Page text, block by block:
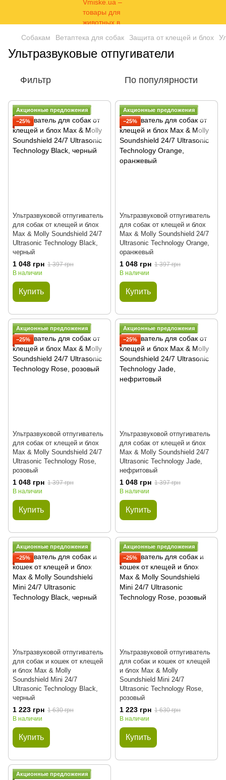
Собакам Ветаптека для собак Защита от клещей и блох
Ультразвуковые отпугиватели
Фильтр По популярности
Акционные предложения
−25%
Ультразвуковой отпугиватель
для собак от клещей и блох
Max & Molly Soundshield 24/7
Ultrasonic Technology Black,
черный
1 048 грн 1 397 грн
В наличии
Купить
Акционные предложения
−25%
Ультразвуковой отпугиватель
для собак от клещей и блох
Max & Molly Soundshield 24/7
Ultrasonic Technology Orange,
оранжевый
1 048 грн 1 397 грн
В наличии
Купить
Акционные предложения
−25%
Ультразвуковой отпугиватель
для собак от клещей и блох
Max & Molly Soundshield 24/7
Ultrasonic Technology Rose,
розовый
1 048 грн 1 397 грн
В наличии
Купить
Акционные предложения
−25%
Ультразвуковой отпугиватель
для собак от клещей и блох
Max & Molly Soundshield 24/7
Ultrasonic Technology Jade,
нефритовый
1 048 грн 1 397 грн
В наличии
Купить
Акционные предложения
−25%
Ультразвуковой отпугиватель
для собак и кошек от клещей
и блох Max & Molly
Soundshield Mini 24/7
Ultrasonic Technology Black,
черный
1 223 грн 1 630 грн
В наличии
Купить
Акционные предложения
−25%
Ультразвуковой отпугиватель
для собак и кошек от клещей
и блох Max & Molly
Soundshield Mini 24/7
Ultrasonic Technology Rose,
розовый
1 223 грн 1 630 грн
В наличии
Купить
Акционные предложения